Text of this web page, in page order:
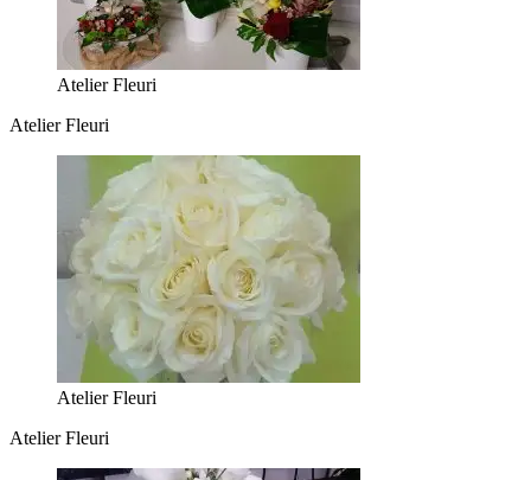
Atelier Fleuri
Atelier Fleuri
Atelier Fleuri
Atelier Fleuri